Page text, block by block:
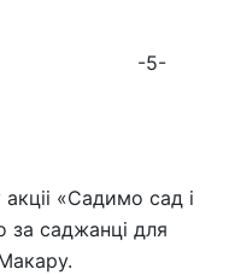
«Садимо сад і
за саджанці для